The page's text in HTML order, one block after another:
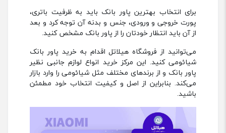
برای انتخاب بهترین پاور بانک باید به ظرفیت باتری،
پورت خروجی و ورودی، جنس و بدنه آن توجه کرد و بعد
از آن باید انتظار خودتان را از پاور بانک مشخص کنید.
می‌توانید از فروشگاه هیلاتل اقدام به خرید پاور بانک
شیائومی کنید. این مرکز خرید انواع لوازم جانبی نظیر
پاور بانک و از برندهای مختلف مثل شیائومی را وارد بازار
می‌کند. بنابراین از اصل و کیفیت انتخاب خود مطمئن
باشید.